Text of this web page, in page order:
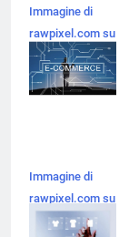
Immagine di
rawpixel.com su
Magnific
Immagine di
rawpixel.com su
Magnific